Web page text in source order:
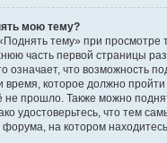
мою тему?
тему» при просмотре
часть первой страницы
означает, что возможность
время, которое должно пройти
прошло. Также можно
удостоверьтесь, что тем
на котором находитесь.